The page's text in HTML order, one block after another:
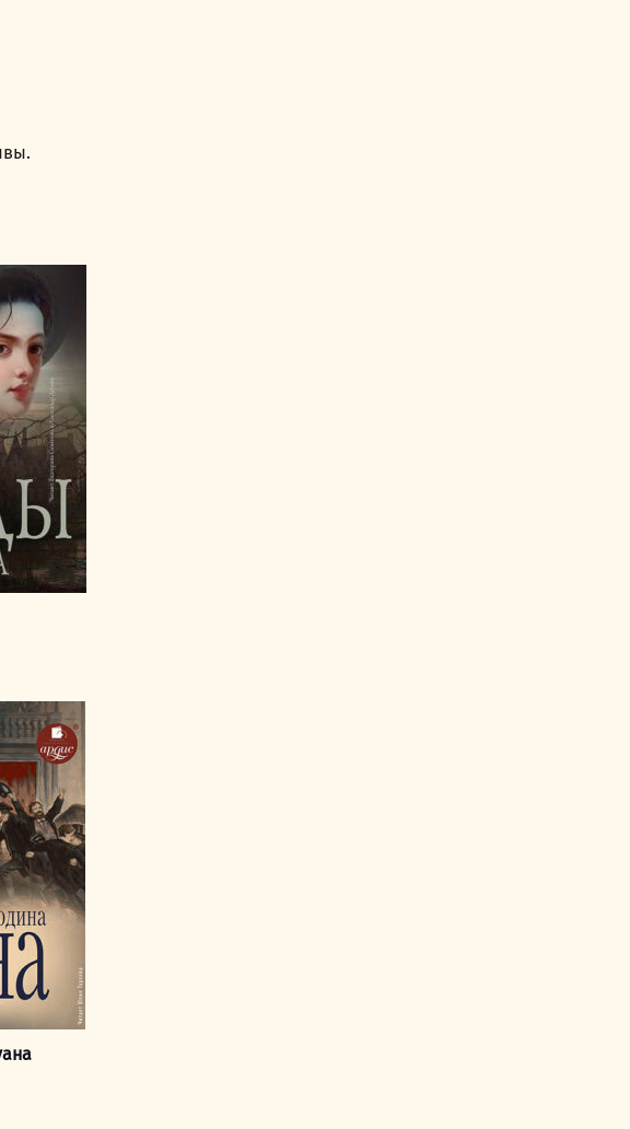
цена:
руб..